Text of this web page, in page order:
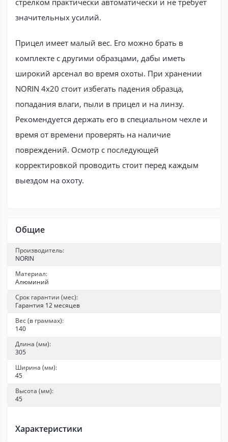
стрелком практически автоматически и не требует
значительных усилий.
Прицел имеет малый вес. Его можно брать в
комплекте с другими образцами, дабы иметь
широкий арсенал во время охоты. При хранении
NORIN 4x20 стоит избегать падения образца,
попадания влаги, пыли в прицел и на линзу.
Рекомендуется держать его в специальном чехле и
время от времени проверять на наличие
повреждений. Осмотр с последующей
корректировкой проводить стоит перед каждым
выездом на охоту.
Общие
Производитель:
NORIN
Материал:
Алюминий
Срок гарантии (мес):
Гарантия 12 месяцев
Вес (в граммах):
140
Длина (мм):
305
Ширина (мм):
45
Высота (мм):
45
Характеристики